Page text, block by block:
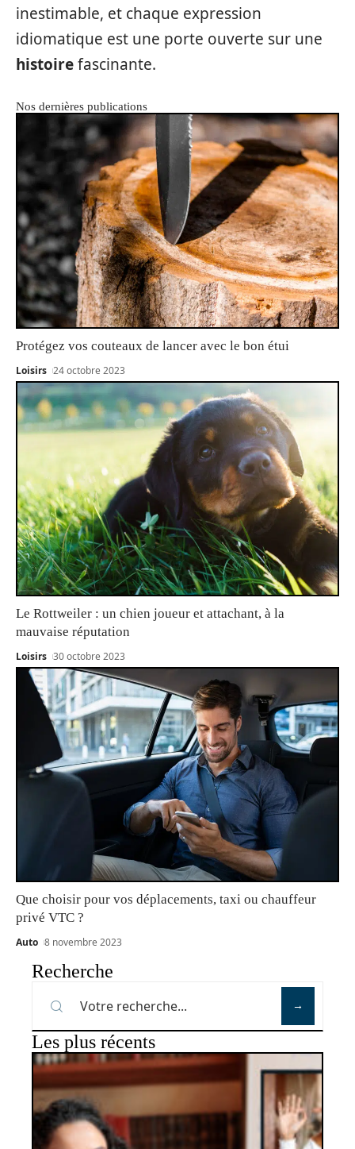
inestimable, et chaque expression
idiomatique est une porte ouverte sur une
histoirefascinante.
Nos dernières publications
Protégez vos couteaux de lancer avec le bon étui
Loisirs 24 octobre 2023
Le Rottweiler : un chien joueur et attachant, à la
mauvaise réputation
Loisirs 30 octobre 2023
Que choisir pour vos déplacements, taxi ou chauffeur
privé VTC ?
Auto 8 novembre 2023
Recherche
Les plus récents